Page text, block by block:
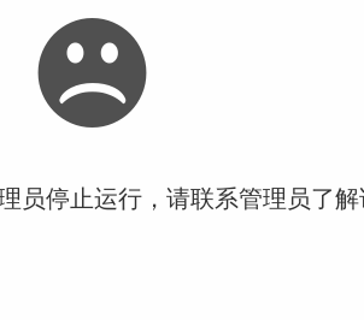
员停止运行，请联系管理员了